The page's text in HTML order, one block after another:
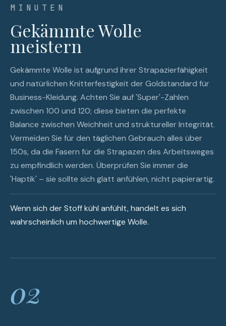
MINUTEN
Gekämmte Wolle
meistern
Gekämmte Wolle ist aufgrund ihrer Strapazierfähigkeit
und natürlichen Knitterfestigkeit der Goldstandard für
Business-Kleidung. Achten Sie auf 'Super'-Zahlen
zwischen 100 und 120; diese bieten die perfekte
Balance zwischen Weichheit und struktureller Integrität.
Vermeiden Sie für den täglichen Gebrauch alles über
150s, da die Fasern für die Strapazen des Arbeitsweges
zu empfindlich werden. Überprüfen Sie immer die
'Haptik' – sie sollte sich glatt anfühlen, nicht papierartig.
Wenn sich der Stoff kühl anfühlt, handelt es sich
wahrscheinlich um hochwertige Wolle.
02